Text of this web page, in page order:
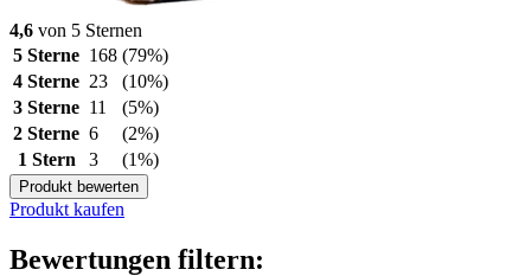
4,6 von 5 Sternen
5 Sterne 168 (79%)
4 Sterne 23
(10%)
3 Sterne 11
(5%)
2 Sterne 6
(2%)
1 Stern
3 (1%)
Produkt bewerten
Produkt kaufen
Bewertungen filtern: